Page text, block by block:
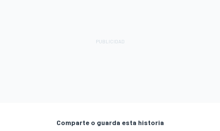
Comparte o guarda esta historia